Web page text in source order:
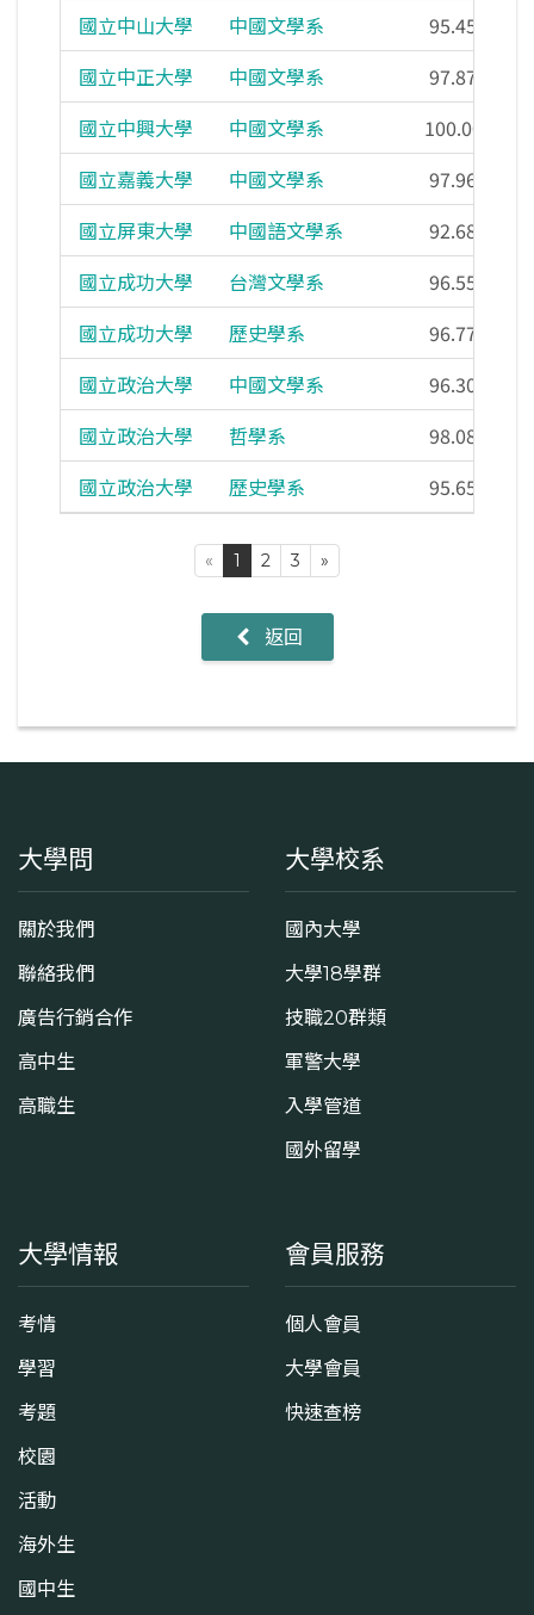
國立中山大學
中國文學系
95.45%
國立中正大學
中國文學系
97.87%
國立中興大學
中國文學系
100.00%
國立嘉義大學
中國文學系
97.96%
國立屏東大學
中國語文學系
92.68%
國立成功大學
台灣文學系
96.55%
國立成功大學
歷史學系
96.77%
國立政治大學
中國文學系
96.30%
國立政治大學
哲學系
98.08%
國立政治大學
歷史學系 95.65%
« 1 2 3 »
返回
大學問
關於我們
聯絡我們
廣告行銷合作
高中生
高職生
大學校系
國內大學
大學18學群
技職20群類
軍警大學
入學管道
國外留學
大學情報
考情
學習
考題
校園
活動
海外生
國中生
會員服務
個人會員
大學會員
快速查榜